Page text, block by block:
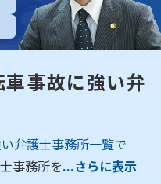
事故に強い弁
弁護士事務所一覧で
事務所を...さらに表示